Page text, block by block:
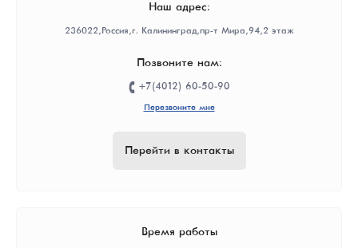
Наш адрес:
236022, Россия, г. Калининград, пр-т Мира, 94, 2 этаж
Позвоните нам:
+7(4012) 60-50-90
Перезвоните мне
Перейти в контакты
Время работы